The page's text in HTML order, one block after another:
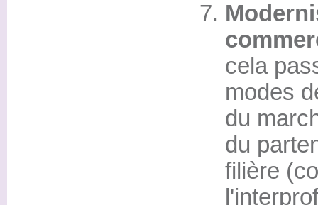
cela
modes
du
du
filière